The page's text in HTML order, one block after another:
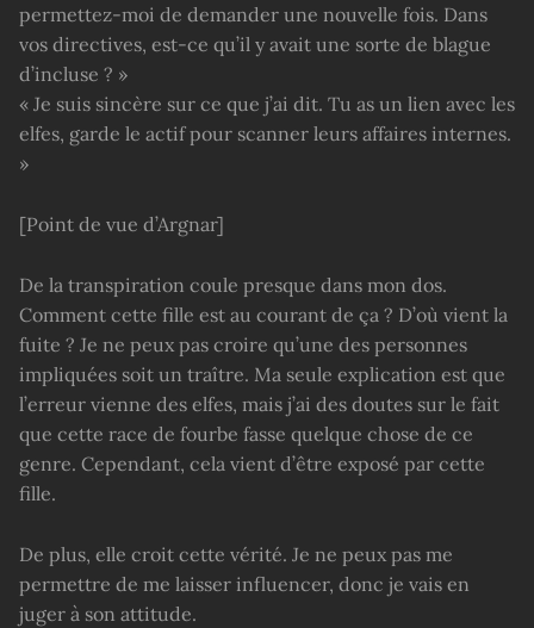
permettez-moi de demander une nouvelle fois. Dans
vos directives, est-ce qu’il y avait une sorte de blague
d’incluse ? »
« Je suis sincère sur ce que j’ai dit. Tu as un lien avec les
elfes, garde le actif pour scanner leurs affaires internes.
»
[Point de vue d’Argnar]
De la transpiration coule presque dans mon dos.
Comment cette fille est au courant de ça ? D’où vient la
fuite ? Je ne peux pas croire qu’une des personnes
impliquées soit un traître. Ma seule explication est que
l’erreur vienne des elfes, mais j’ai des doutes sur le fait
que cette race de fourbe fasse quelque chose de ce
genre. Cependant, cela vient d’être exposé par cette
fille.
De plus, elle croit cette vérité. Je ne peux pas me
permettre de me laisser influencer, donc je vais en
juger à son attitude.